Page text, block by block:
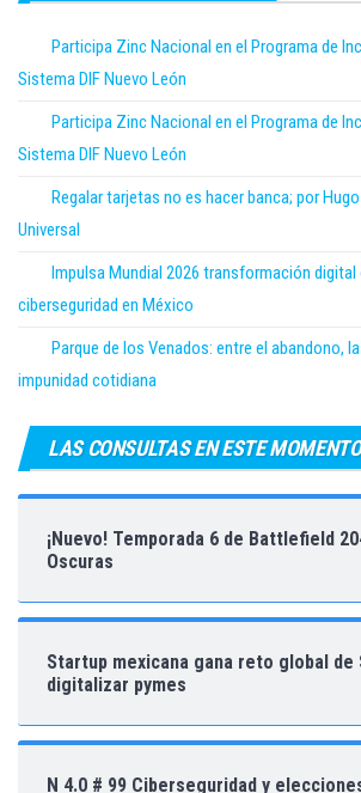
Participa Zinc Nacional en el Programa de
Sistema DIF Nuevo León
Participa Zinc Nacional en el Programa de
Sistema DIF Nuevo León
Regalar tarjetas no es hacer banca; por
Universal
Impulsa Mundial 2026 transformación
ciberseguridad en México
Parque de los Venados: entre el abandono,
impunidad cotidiana
LAS CONSULTAS EN ESTE MOMENTO
¡Nuevo! Temporada 6 de Battlefield
Oscuras
Startup mexicana gana reto global de
digitalizar pymes
N 4.0 # 99 Ciberseguridad y